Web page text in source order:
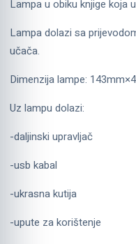
Lampa u obiku knjige koja
Lampa dolazi sa
učača.
Dimenzija lampe:
Uz lampu dolazi:
-daljinski upravljač
-usb kabal
-ukrasna kutija
-upute za korištenje